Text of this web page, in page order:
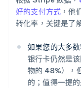
好的支付方式 ，他
转化率，关键是了
如果您的大多
银行卡仍然是
物的 48%），
的；值得一提
阿联酋
English
English
爱沙尼亚
English
奥地利
DeutschEnglish